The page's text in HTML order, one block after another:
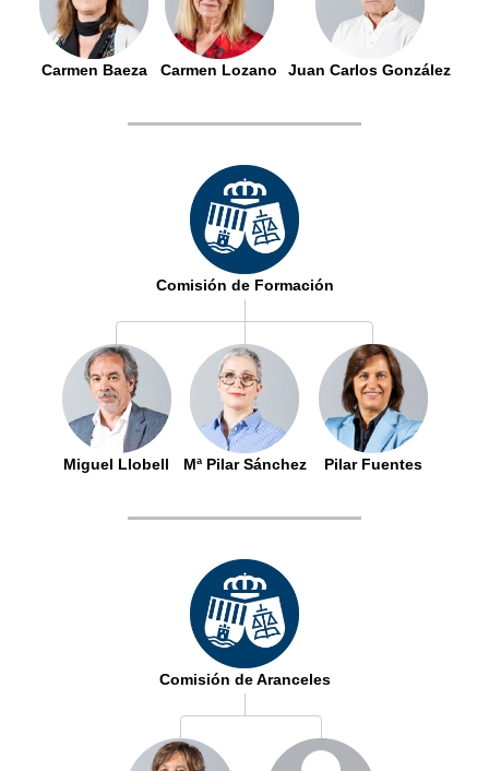
Carmen Baeza Carmen Lozano Juan Carlos González
Comisión de Formación
Miguel Llobell Mª Pilar Sánchez Pilar Fuentes
Comisión de Aranceles